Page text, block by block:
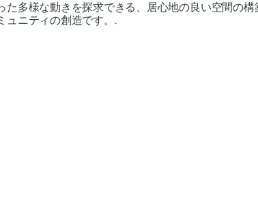
多様な動きを探求できる、居心地の良い空間の構
ュニティの創造です。.